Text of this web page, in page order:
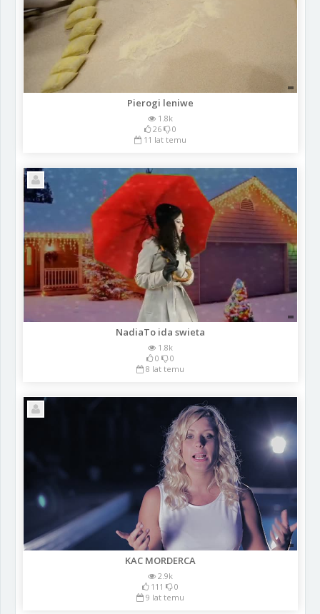
Pierogi leniwe
1.8k
26
0
11 lat temu
NadiaTo ida swieta
1.8k
0
0
8 lat temu
KAC MORDERCA
2.9k
111
0
9 lat temu